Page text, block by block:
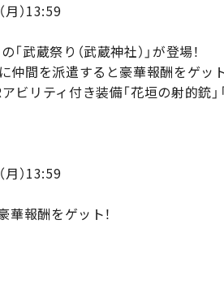
）13:59
武蔵祭り（武蔵神社）」が登場！
仲間を派遣すると豪華報酬をゲッ
リティ付き装備「花垣の射的銃」
）13:59
華報酬をゲット！